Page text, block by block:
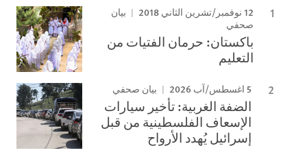
12 نوفمبر/تشرين الثاني 2018
بيان
صحفي
باكستان: حرمان الفتيات من
التعليم
5 اغسطس/آب 2026 بيان صحفي
الضفة الغربية: تأخير سيارات
الإسعاف الفلسطينية من قبل
إسرائيل يُهدد الأرواح